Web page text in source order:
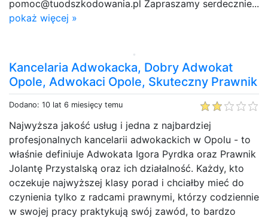
pomoc@tuodszkodowania.pl Zapraszamy serdecznie...
pokaż więcej »
Kancelaria Adwokacka, Dobry Adwokat
Opole, Adwokaci Opole, Skuteczny Prawnik
Dodano: 10 lat 6 miesięcy temu
Najwyższa jakość usług i jedna z najbardziej
profesjonalnych kancelarii adwokackich w Opolu - to
właśnie definiuje Adwokata Igora Pyrdka oraz Prawnik
Jolantę Przystalską oraz ich działalność. Każdy, kto
oczekuje najwyższej klasy porad i chciałby mieć do
czynienia tylko z radcami prawnymi, którzy codziennie
w swojej pracy praktykują swój zawód, to bardzo